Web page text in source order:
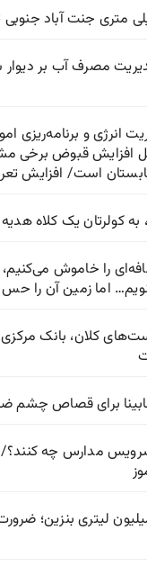
مصرف آب بر
انرژی و برنامه‌ریزی
افزایش قبوض برخی
است/ افزایش
به کولرتان یک کلاه
را خاموش
اما زمین آن را
کلان، بانک مرکزی
برای قصاص چشم
مدارس چه کنند؟/
ناترازی ۱۰ میلیون لیتری